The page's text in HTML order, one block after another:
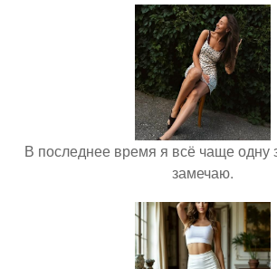
В последнее время я всё чаще одну
замечаю.